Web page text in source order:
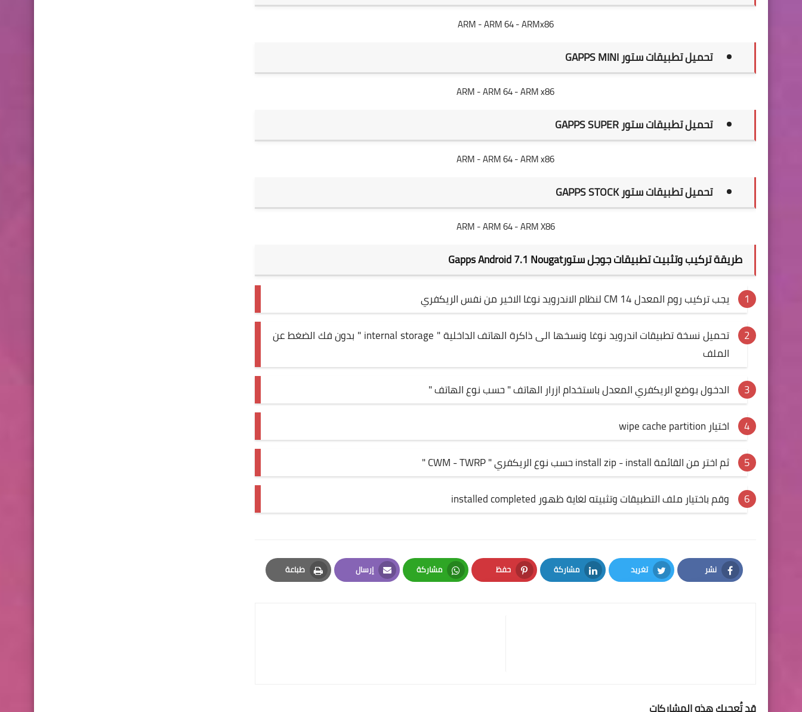
ARM-ARM 64-ARMx86
تحميل تطبيقات ستور GAPPS MINI
ARM-ARM 64-ARM x86
تحميل تطبيقات ستور GAPPS SUPER
ARM-ARM 64-ARM x86
تحميل تطبيقات ستور GAPPS STOCK
ARM-ARM 64-ARM X86
طريقة تركيب وتثبيت تطبيقات جوجل ستورGapps Android 7.1 Nougat
يجب تركيب روم المعدل CM 14 لنظام الاندرويد نوغا الاخير من نفس الريكفري
تحميل نسخة تطبيقات اندرويد نوغا ونسخها الى ذاكرة الهاتف الداخلية " internal storage " بدون فك الضغط عن
الملف
الدخول بوضع الريكفري المعدل باستخدام ازرار الهاتف " حسب نوع الهاتف "
اختيار wipe cache partition
ثم اختر من القائمة install zip - install حسب نوع الريكفري " CWM - TWRP "
وقم باختيار ملف التطبيقات وتثبيته لغاية ظهور installed completed
نشر
Facebook
تغريد
Twitter
مشاركة
LinkedIn
حفظ
Pinterest
مشاركة
Whatsapp
إرسال
Email
طباعة
Print
قد تُعجبك هذه المشاركات